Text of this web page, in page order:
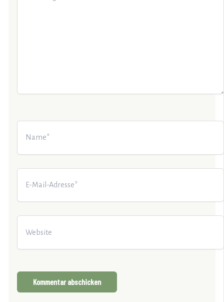
Name*
E-
Mail-
Website